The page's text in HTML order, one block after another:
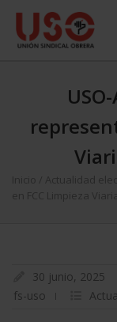
Inicio Actualidad
en FCC Limpieza
30 junio, 2025
fs-uso